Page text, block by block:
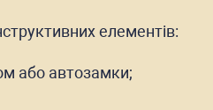
елементів:
або автозамки;